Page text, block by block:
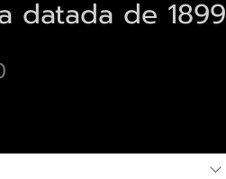
datada de 1899